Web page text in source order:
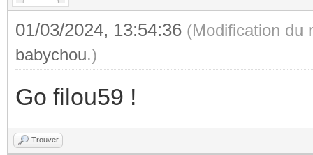
01/03/2024, 13:54:36 (Modification du
babychou.)
Go filou59 !
Trouver